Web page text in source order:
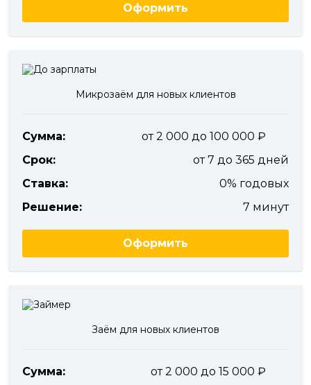
Оформить
Микрозаём для новых клиентов
Сумма:
от 2 000 до 100 000
Срок:
от 7 до 365 дней
Ставка:
0% годовых
Решение:
7 минут
Оформить
Заём для новых клиентов
Сумма:
от 2 000 до 15 000